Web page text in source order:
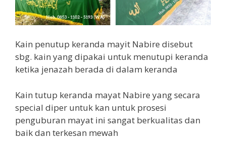
Kain penutup keranda mayit Nabire disebut
sbg. kain yang dipakai untuk menutupi keranda
ketika jenazah berada di dalam keranda
Kain tutup keranda mayat Nabire yang secara
special diper untuk kan untuk prosesi
penguburan mayat ini sangat berkualitas dan
baik dan terkesan mewah